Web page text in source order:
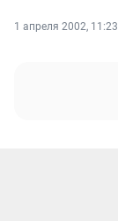
1 апреля 2002, 11:23